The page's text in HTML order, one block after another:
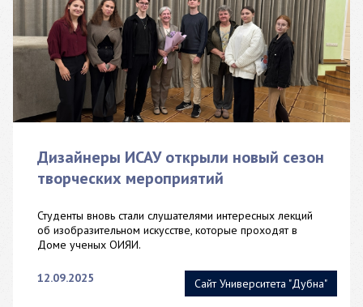
Сайт Университета "Дубна"
Дизайнеры ИСАУ открыли новый сезон
творческих мероприятий
Студенты вновь стали слушателями интересных лекций
об изобразительном искусстве, которые проходят в
Доме ученых ОИЯИ.
12.09.2025